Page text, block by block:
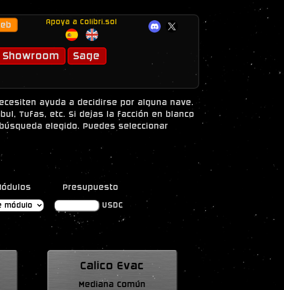
Apoya a Colibri.sol
Showroom Sage
ayuda a decidirse por alguna nave.
Tufas, etc. Si dejas la facción en blanco
elegido. Puedes seleccionar
Presupuesto
USDC